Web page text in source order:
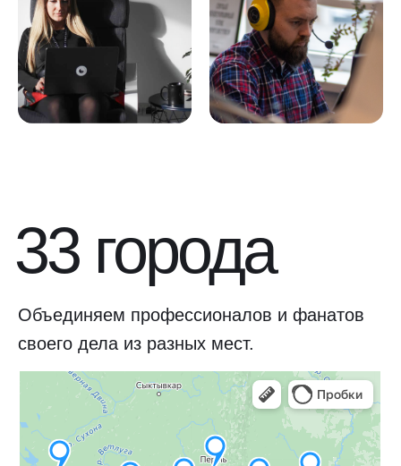
33 города
Объединяем профессионалов и фанатов
своего дела из разных мест.